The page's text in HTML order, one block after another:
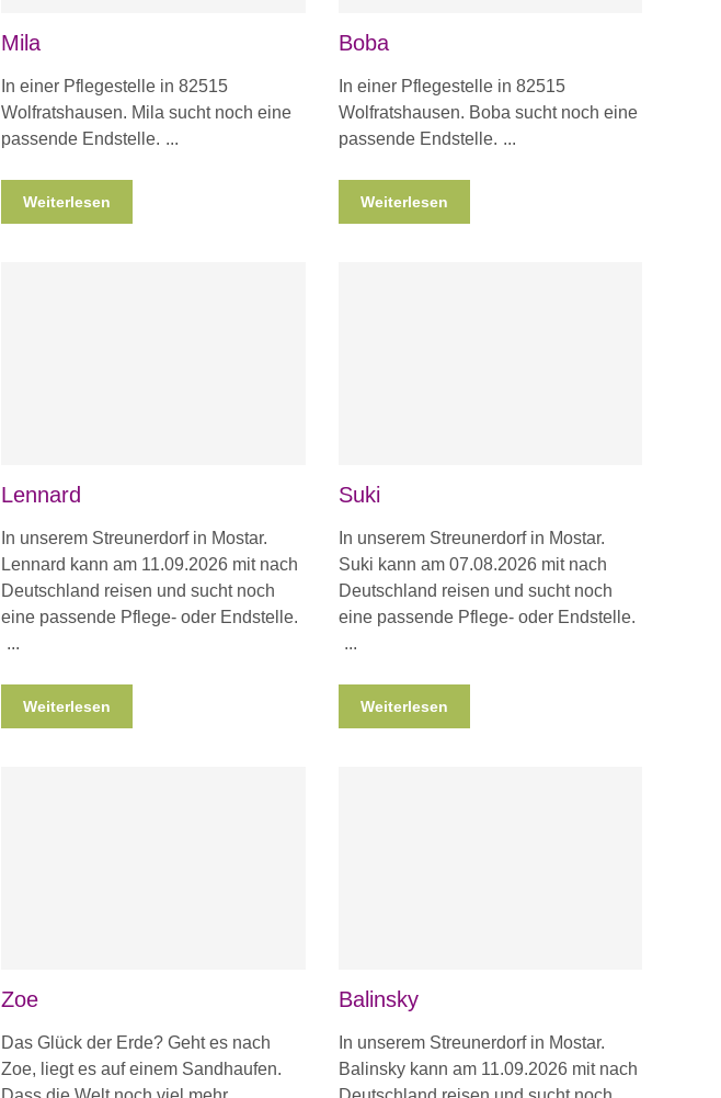
Mila
In einer Pflegestelle in 82515
Wolfratshausen. Mila sucht noch eine
passende Endstelle.
Weiterlesen
Boba
In einer Pflegestelle in 82515
Wolfratshausen. Boba sucht noch eine
passende Endstelle.
Weiterlesen
Lennard
In unserem Streunerdorf in Mostar.
Lennard kann am 11.09.2026 mit nach
Deutschland reisen und sucht noch
eine passende Pflege- oder Endstelle.
Weiterlesen
Suki
In unserem Streunerdorf in Mostar.
Suki kann am 07.08.2026 mit nach
Deutschland reisen und sucht noch
eine passende Pflege- oder Endstelle.
Weiterlesen
Zoe
Das Glück der Erde? Geht es nach
Zoe, liegt es auf einem Sandhaufen.
Balinsky
In unserem Streunerdorf in Mostar.
Balinsky kann am 11.09.2026 mit nach